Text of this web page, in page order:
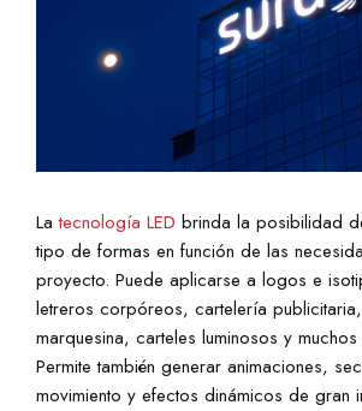
Latecnología LED brinda la posibilidad
tipo de formas en función de las
proyecto. Puede aplicarse a logos e
letreros corpóreos, cartelería
marquesina, carteles luminosos y
Permite también generar animaciones,
movimiento y efectos dinámicos de gran